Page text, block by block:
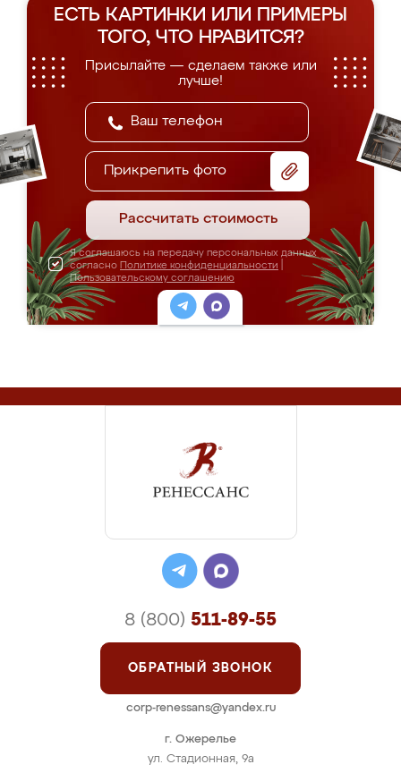
ЕСТЬ КАРТИНКИ ИЛИ ПРИМЕРЫ
ТОГО, ЧТО НРАВИТСЯ?
Присылайте — сделаем также или
лучше!
Прикрепить фото
Рассчитать стоимость
Я соглашаюсь на передачу персональных данных
согласно Политике конфиденциальности
Пользовательскому соглашению
г. Ожерелье
ул. Стадионная, 9а
8 (800) 511-89-55
ОБРАТНЫЙ ЗВОНОК
corp-renessans@yandex.ru